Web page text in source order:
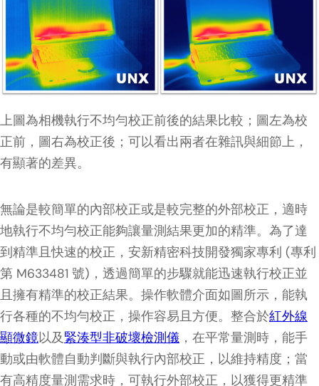
上圖為相機執行不均勻校正前後的結果比較；圖左為校
正前，圖右為校正後；可以看出兩者在雜訊與細節上，
有顯著的差異。
無論是較簡單的內部校正或是較完整的外部校正，適時
地執行不均勻校正能夠讓量測結果更加的精準。為了達
到精準且快速的校正，安新精密科技開發獨家專利 (專利
第 M633481 號)，透過簡單的步驟就能迅速執行校正並
且擁有精準的校正結果。操作軟體介面如圖所示，能執
行各種的不均勻校正，操作容易且方便。整合於紅外線
顯微鏡以及緊湊型非破壞檢測儀 ，在平常量測時，能手
動或由軟體自動判斷與執行內部校正，以維持精度；當
有高精度量測需求時，可執行外部校正，以獲得更精準